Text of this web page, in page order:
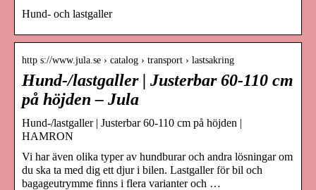
Hund- och lastgaller
http s://www.jula.se › catalog › transport › lastsakring
Hund-/lastgaller | Justerbar 60-110 cm
på höjden – Jula
Hund-/lastgaller | Justerbar 60-110 cm på höjden |
HAMRON
Vi har även olika typer av hundburar och andra lösningar om
du ska ta med dig ett djur i bilen. Lastgaller för bil och
bagageutrymme finns i flera varianter och …